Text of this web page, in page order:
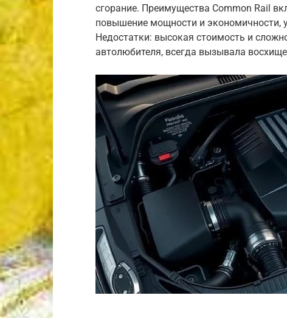
сгорание. Преимущества Common Rail
повышение мощности и экономичности,
Недостатки: высокая стоимость и
автолюбителя, всегда вызывала